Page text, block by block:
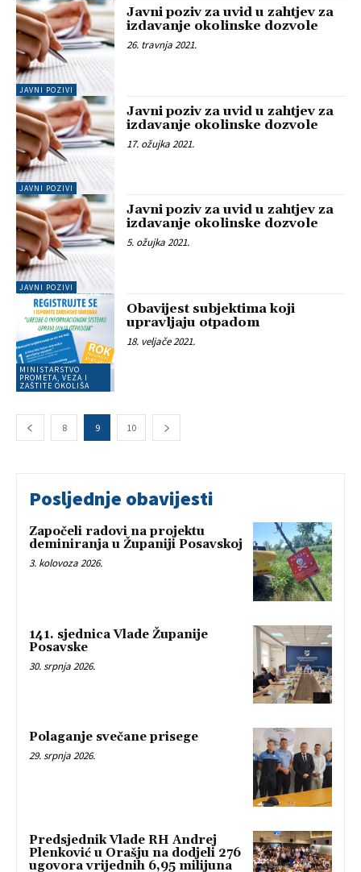
JAVNI POZIVI
Javni poziv za uvid u zahtjev za
izdavanje okolinske dozvole
26. travnja 2021.
JAVNI POZIVI
Javni poziv za uvid u zahtjev za
izdavanje okolinske dozvole
17. ožujka 2021.
JAVNI POZIVI
Javni poziv za uvid u zahtjev za
izdavanje okolinske dozvole
5. ožujka 2021.
MINISTARSTVO
PROMETA, VEZA I
ZAŠTITE OKOLIŠA
Obavijest subjektima koji
upravljaju otpadom
18. veljače 2021.
8 9 10
Posljednje obavijesti
Započeli radovi na projektu
deminiranja u Županiji Posavskoj
3. kolovoza 2026.
141. sjednica Vlade Županije
Posavske
30. srpnja 2026.
Polaganje svečane prisege
29. srpnja 2026.
Predsjednik Vlade RH Andrej
Plenković u Orašju na dodjeli 276
ugovora vrijednih 6,95 milijuna